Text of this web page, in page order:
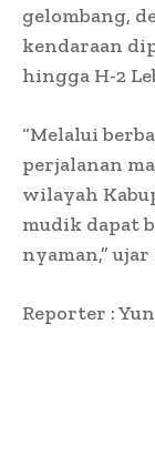
gelombang,
kendaraan
hingga H-2
“Melalui
perjalanan
wilayah
mudik dapat
nyaman,”
Reporter :